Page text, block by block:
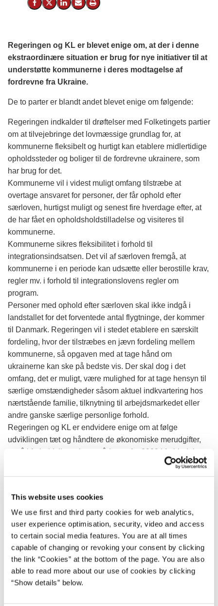
This website uses cookies
We use first and third party cookies for web analytics,
user experience optimisation, security, video and access
to certain social media features. You are at all times
capable of changing or revoking your consent by clicking
the link “Cookies” at the bottom of the page. You are also
able to read more about our use of cookies by clicking
“Show details” below.
Del på Facebook
Del på X (Twitter)
Del på LinkedIn
Send email
Print
Regeringen og KL er blevet enige om, at der i denne
ekstraordinære situation er brug for nye initiativer til at
understøtte kommunerne i deres modtagelse af
fordrevne fra Ukraine.
De to parter er blandt andet blevet enige om følgende:
Regeringen indkalder til drøftelser med Folketingets partier
om at tilvejebringe det lovmæssige grundlag for, at
kommunerne fleksibelt og hurtigt kan etablere midlertidige
opholdssteder og boliger til de fordrevne ukrainere, som
har brug for det.
Kommunerne vil i videst muligt omfang tilstræbe at
overtage ansvaret for personer, der får ophold efter
særloven, hurtigst muligt og senest fire hverdage efter, at
de har fået en opholdsholdstilladelse og visiteres til
kommunerne.
Kommunerne sikres fleksibilitet i forhold til
integrationsindsatsen. Det vil af særloven fremgå, at
kommunerne i en periode kan udsætte eller berostille krav,
regler mv. i forhold til integrationslovens regler om
program.
Personer med ophold efter særloven skal ikke indgå i
landstallet for det forventede antal flygtninge, der kommer
til Danmark. Regeringen vil i stedet etablere en særskilt
fordeling, hvor der tilstræbes en jævn fordeling mellem
kommunerne, så opgaven med at tage hånd om
ukrainerne kan ske på bedste vis. Der skal dog i det
omfang, det er muligt, være mulighed for at tage hensyn til
særlige omstændigheder såsom aktuel indkvartering hos
nærtstående familie, tilknytning til arbejdsmarkedet eller
andre ganske særlige personlige forhold.
Regeringen og KL er endvidere enige om at følge
udviklingen tæt og håndtere de økonomiske merudgifter,
også i forhold til serviceområderne, for 2022 i forbindelse
med forhandlingerne om kommunernes økonomi for 2023.
udtaler:
"Sidste fredag aftalte vi med et bredt flertal, at ukrainerne
skal have ret til arbejde og at børnene skal i skole. I dag
har vi aftalt med kommunerne, at ukrainerne hurtigere end
normalt skal have en bolig og adgang til lokalsamfundet.
Samtidig får kommunerne mere fleksibilitet, så det også
praktisk bliver muligt at få modtagelsen af tusindvis af